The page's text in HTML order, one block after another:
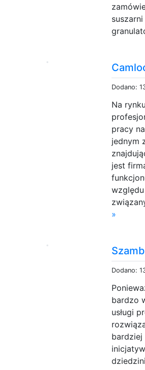
Dodano:
Na
pracy
jednym
jest
»
Dodano:
bardzo
usługi
bardziej